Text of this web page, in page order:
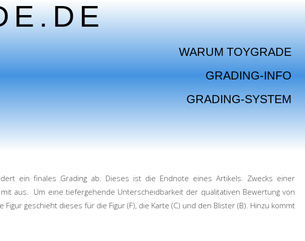
WARUM TOYGRADE
GRADING-INFO
GRADING-SYSTEM
ein finales Grading ab. Dieses ist die Endnote eines Artikels. Zwecks einer
aus. Um eine tiefergehende Unterscheidbarkeit der qualitativen Bewertung von
geschieht dieses für die Figur (F), die Karte (C) und den Blister (B). Hinzu kommt